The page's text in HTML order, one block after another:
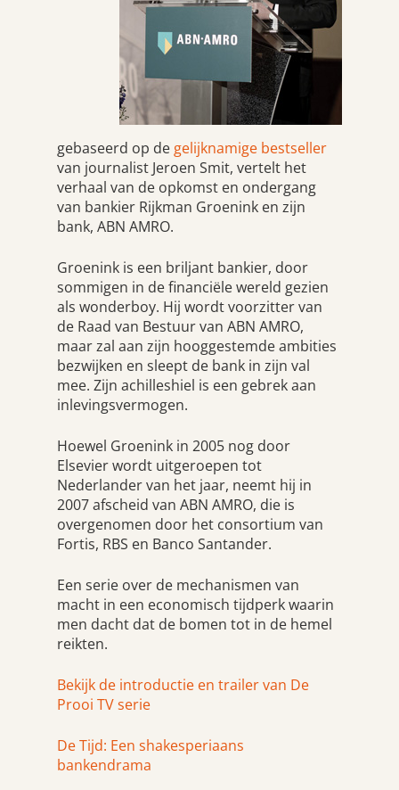
gebaseerd op de gelijknamige bestseller
van journalist Jeroen Smit, vertelt het
verhaal van de opkomst en ondergang
van bankier Rijkman Groenink en zijn
bank, ABN AMRO.
Groenink is een briljant bankier, door
sommigen in de financiële wereld gezien
als wonderboy. Hij wordt voorzitter van
de Raad van Bestuur van ABN AMRO,
maar zal aan zijn hooggestemde ambities
bezwijken en sleept de bank in zijn val
mee. Zijn achilleshiel is een gebrek aan
inlevingsvermogen.
Hoewel Groenink in 2005 nog door
Elsevier wordt uitgeroepen tot
Nederlander van het jaar, neemt hij in
2007 afscheid van ABN AMRO, die is
overgenomen door het consortium van
Fortis, RBS en Banco Santander.
Een serie over de mechanismen van
macht in een economisch tijdperk waarin
men dacht dat de bomen tot in de hemel
reikten.
Bekijk de introductie en trailer van De
Prooi TV serie
De Tijd: Een shakesperiaans
bankendrama